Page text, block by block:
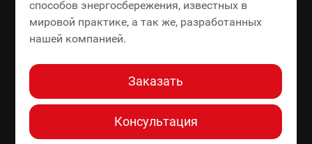
способов энергосбережения, известных в
мировой практике, а так же, разработанных
нашей компанией.
Заказать
Консультация